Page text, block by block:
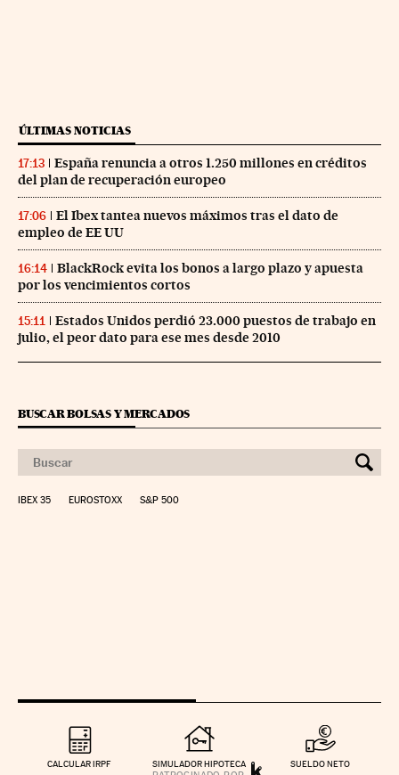
ÚLTIMAS NOTICIAS
17:13
España renuncia a otros 1.250 millones en créditos
del plan de recuperación europeo
17:06
El Ibex tantea nuevos máximos tras el dato de
empleo de EE UU
16:14
BlackRock evita los bonos a largo plazo y apuesta
por los vencimientos cortos
15:11
Estados Unidos perdió 23.000 puestos de trabajo en
julio, el peor dato para ese mes desde 2010
BUSCAR BOLSAS Y MERCADOS
IBEX 35 EUROSTOXX S&P 500
CALCULAR IRPF SIMULADOR HIPOTECA SUELDO NETO